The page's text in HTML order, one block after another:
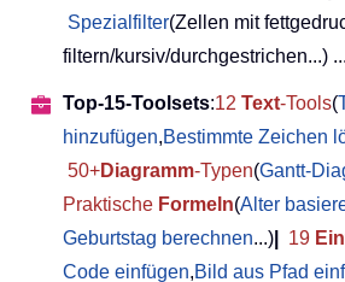
Spezialfilter(Zellen mit
filtern/kursiv/durchgestrichen...) ...
Top-15-Toolsets:12 Text-Tools(
hinzufügen,Bestimmte Zeichen
50+Diagramm-Typen(Gantt-
Praktische Formeln(Alter
Geburtstag berechnen...) 19
Code einfügen,Bild aus Pfad